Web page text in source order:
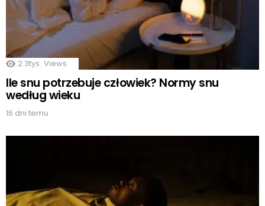
2.3tys. Views
Ile snu potrzebuje człowiek? Normy snu
według wieku
16 dni temu